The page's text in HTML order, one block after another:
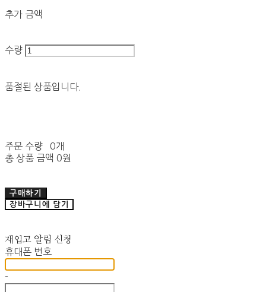
추가 금액
수량
품절된 상품입니다.
주문 수량
0개
총 상품 금액 0원
구매하기
장바구니에 담기
재입고 알림 신청
휴대폰 번호
-